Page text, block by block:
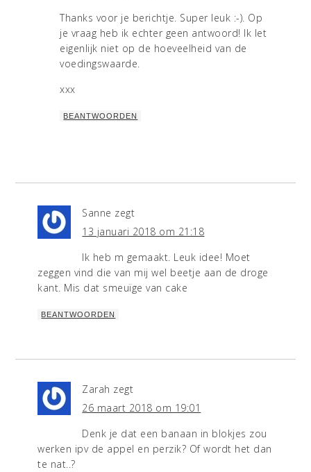
Thanks voor je berichtje. Super leuk :-). Op
je vraag heb ik echter geen antwoord! Ik let
eigenlijk niet op de hoeveelheid van de
voedingswaarde.
xxx
BEANTWOORDEN
Sanne zegt
13 januari 2018 om 21:18
Ik heb m gemaakt. Leuk idee! Moet
zeggen vind die van mij wel beetje aan de droge
kant. Mis dat smeuïge van cake
BEANTWOORDEN
Zarah zegt
26 maart 2018 om 19:01
Denk je dat een banaan in blokjes zou
werken ipv de appel en perzik? Of wordt het dan
te nat..?